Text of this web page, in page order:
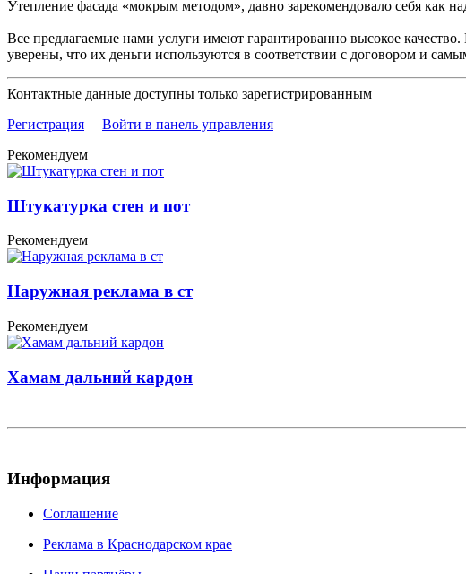
Утепление фасада «мокрым методом», давно зарекомендовало себя
Все предлагаемые нами услуги имеют гарантированно высокое
уверены, что их деньги используются в соответствии с договором и
Контактные данные доступны только зарегистрированным
Регистрация
Войти в панель управления
Рекомендуем
Штукатурка стен и пот
Рекомендуем
Наружная реклама в ст
Рекомендуем
Хамам дальний кардон
Информация
Соглашение
Реклама в Краснодарском крае